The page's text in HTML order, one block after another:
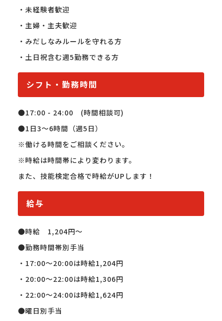
・未経験者歓迎
・主婦・主夫歓迎
・みだしなみルールを守れる方
・土日祝含む週5勤務できる方
シフト・勤務時間
●17:00 - 24:00　(時間相談可)
●1日3～6時間（週5日）
※働ける時間をご相談ください。
※時給は時間帯により変わります。
また、技能検定合格で時給がUPします！
給与
●時給　1,204円～
●勤務時間帯別手当
・17:00〜20:00は時給1,204円
・20:00〜22:00は時給1,306円
・22:00〜24:00は時給1,624円
●曜日別手当